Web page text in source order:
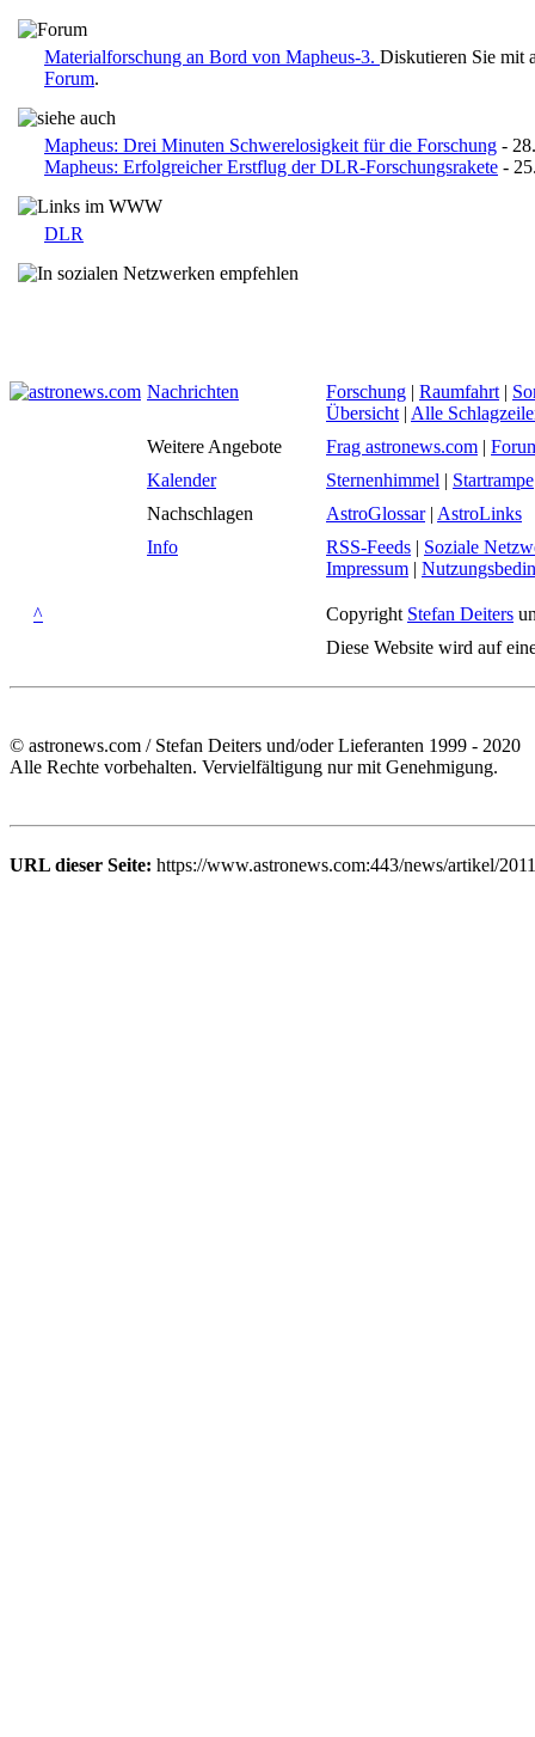
Materialforschung an Bord von Mapheus-3. Diskutieren Sie mit
Forum.
Mapheus: Drei Minuten Schwerelosigkeit für die Forschung -
Mapheus: Erfolgreicher Erstflug der DLR-Forschungsrakete -
DLR
Nachrichten Forschung | Raumfahrt |
Übersicht | Alle
Weitere Angebote
Frag astronews.com |
Kalender
Sternenhimmel | Startrampe
Nachschlagen
AstroGlossar| AstroLinks
Info
RSS-Feeds | Soziale
Impressum |
^ Copyright Stefan Deiters
Diese Website wird auf
© astronews.com / Stefan Deiters und/oder Lieferanten 1999 - 2020
Alle Rechte vorbehalten. Vervielfältigung nur mit Genehmigung.
URL dieser Seite: https://www.astronews.com:443/news/artikel/